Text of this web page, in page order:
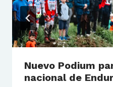
Nuevo Podium
nacional de